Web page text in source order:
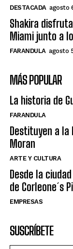
DESTACADA agosto
Shakira
Miami junto a
FARANDULA agosto
MÁS POPULAR
La historia de
FARANDULA
Destituyen a la
Moran
ARTE Y CULTURA
Desde la
de Corleone´s
EMPRESAS
SUSCRÍBETE